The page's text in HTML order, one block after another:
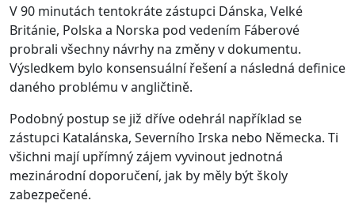
V 90 minutách tentokráte zástupci Dánska, Velké
Británie, Polska a Norska pod vedením Fáberové
probrali všechny návrhy na změny v dokumentu.
Výsledkem bylo konsensuální řešení a následná definice
daného problému v angličtině.
Podobný postup se již dříve odehrál například se
zástupci Katalánska, Severního Irska nebo Německa. Ti
všichni mají upřímný zájem vyvinout jednotná
mezinárodní doporučení, jak by měly být školy
zabezpečené.